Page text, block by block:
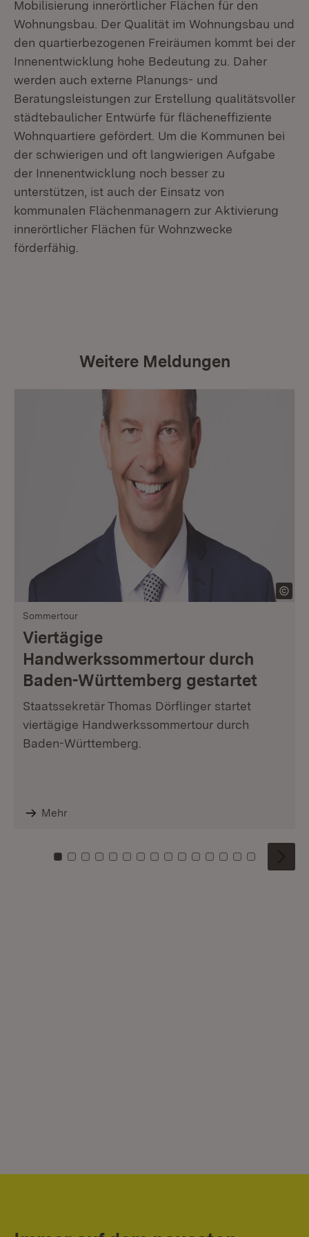
Mobilisierung innerörtlicher Flächen für den
Wohnungsbau. Der Qualität im Wohnungsbau und
den quartierbezogenen Freiräumen kommt bei der
Innenentwicklung hohe Bedeutung zu. Daher
werden auch externe Planungs- und
Beratungsleistungen zur Erstellung qualitätsvoller
städtebaulicher Entwürfe für flächeneffiziente
Wohnquartiere gefördert. Um die Kommunen bei
der schwierigen und oft langwierigen Aufgabe
der Innenentwicklung noch besser zu
unterstützen, ist auch der Einsatz von
kommunalen Flächenmanagern zur Aktivierung
innerörtlicher Flächen für Wohnzwecke
förderfähig.
Weitere Meldungen
Sommertour
Viertägige
Handwerkssommertour durch
Baden-Württemberg gestartet
Staatssekretär Thomas Dörflinger startet
viertägige Handwerkssommertour durch
Baden-Württemberg.
Mehr
Zu Kachel: 0
Zu Kachel: 1
Zu Kachel: 2
Zu Kachel: 3
Zu Kachel: 4
Zu Kachel: 5
Zu Kachel: 6
Zu Kachel: 7
Zu Kachel: 8
Zu Kachel: 9
Zu Kachel: 10
Zu Kachel: 11
Zu Kachel: 12
Zu Kachel:
Zu